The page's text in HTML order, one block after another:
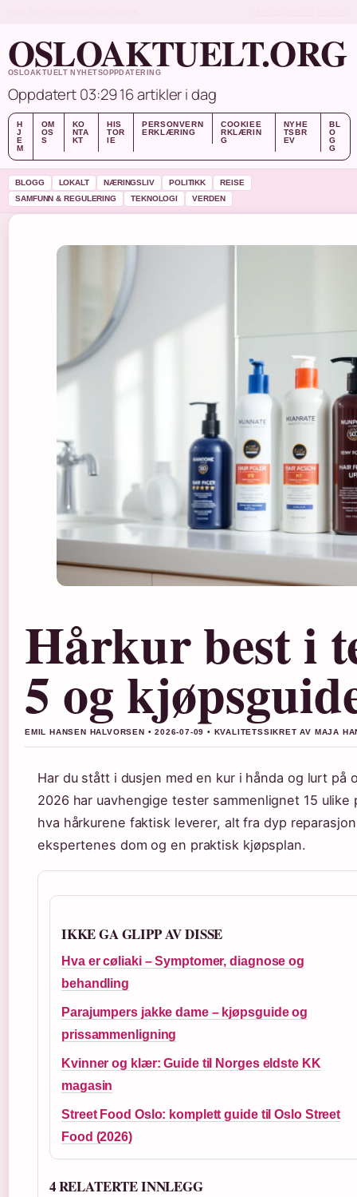
OSLOAKTUELT.ORG
OSLOAKTUELT NYHETSOPPDATERING
Oppdatert 03:2916 artikler i dag
H
J
E
M
OM
OS
S
KO
NTA
KT
HIS
TOR
IE
PERSONVERN
ERKLÆRING
COOKIEE
RKLÆRIN
G
NYHE
TSBR
EV
BL
O
G
G
BLOGG LOKALT NÆRINGSLIV POLITIKK
REISE
SAMFUNN & REGULERING
TEKNOLOGI VERDEN
Hårkur best i
5 og
EMIL HANSEN HALVORSEN • 2026-07-09 • KVALITETSSIKRET AV MAJA
Har du stått i dusjen med en kur i hånda og lurt
2026 har uavhengige tester sammenlignet 15
hva hårkurene faktisk leverer, alt fra dyp
ekspertenes dom og en praktisk kjøpsplan.
IKKE GA GLIPP AV DISSE
Hva er cøliaki – Symptomer, diagnose og
behandling
Parajumpers jakke dame – kjøpsguide og
prissammenligning
Kvinner og klær: Guide til Norges eldste KK
magasin
Street Food Oslo: komplett guide til Oslo Street
Food (2026)
4 RELATERTE INNLEGG